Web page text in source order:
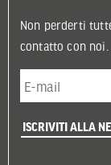
Non perderti
contatto con noi.
ISCRIVITI ALLA